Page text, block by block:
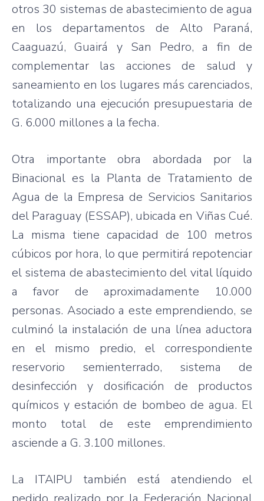
otros 30 sistemas de abastecimiento de agua
en los departamentos de Alto Paraná,
Caaguazú, Guairá y San Pedro, a fin de
complementar las acciones de salud y
saneamiento en los lugares más carenciados,
totalizando una ejecución presupuestaria de
G. 6.000 millones a la fecha.
Otra importante obra abordada por la
Binacional es la Planta de Tratamiento de
Agua de la Empresa de Servicios Sanitarios
del Paraguay (ESSAP), ubicada en Viñas Cué.
La misma tiene capacidad de 100 metros
cúbicos por hora, lo que permitirá repotenciar
el sistema de abastecimiento del vital líquido
a favor de aproximadamente 10.000
personas. Asociado a este emprendiendo, se
culminó la instalación de una línea aductora
en el mismo predio, el correspondiente
reservorio semienterrado, sistema de
desinfección y dosificación de productos
químicos y estación de bombeo de agua. El
monto total de este emprendimiento
asciende a G. 3.100 millones.
La ITAIPU también está atendiendo el